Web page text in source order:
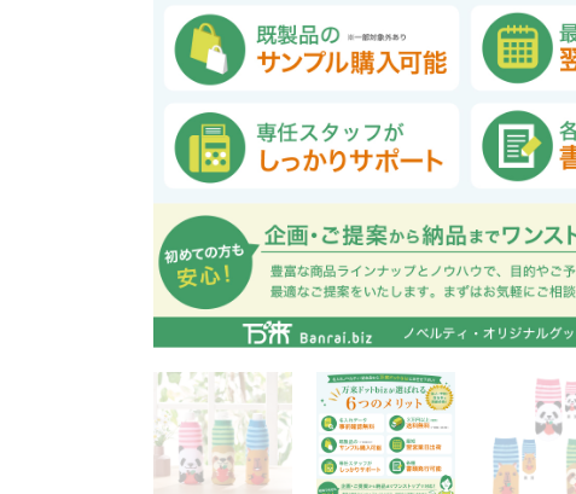
アルミボトル クリアボトル
電子メモパッド ペンケース
マグネット クリップ
タッチペン
イヤフォン・
ト
スマホ対応手袋 その他
生活用品・生活雑貨全
般
植物栽培セット その他
ブランケット・ひざ掛け キッチング
キッチングッズ全般 キッチンツ
ボウル・プレート
スポンジ・ペ
ロス
防災・防犯グッズ全般 防災グッズ
ライト・ランタン
美容・健康グッズ全般 入浴剤
マスクケース 健康グッズ
除菌・感染対策グッズ
全般
マスク
抗菌グッズ 石鹸・洗剤
タオル・ハンカチ
タオル・ハンカチ全般
うちわ・扇子
般
ファン
雨具全般
ッズ全般
ラジオ・ライト
その他
ひんやりグッズ全般
冷却グッ
あったかグッズ
お菓子・食品
バイオマス EVA素材
ＦＳＣ認証
お絵かき・ぬり
ット
女性向け抽選会セット 季節の抽選
季節のグッズ
季節のグッズ全般 春のノベル
地球にやさしいエコグッズ エコ